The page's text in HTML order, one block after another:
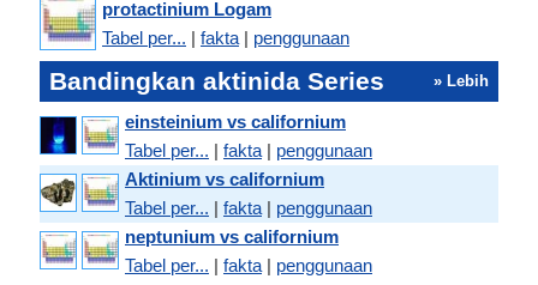
protactinium Logam
Tabel per... | fakta | penggunaan
Bandingkan aktinida Series » Lebih
einsteinium vs californium
Tabel per... | fakta | penggunaan
Aktinium vs californium
Tabel per... | fakta | penggunaan
neptunium vs californium
Tabel per... | fakta | penggunaan